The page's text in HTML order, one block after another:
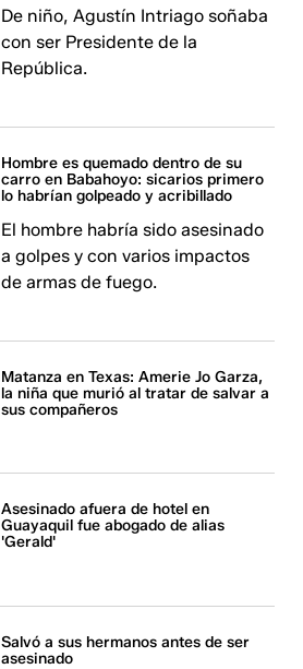
De niño, Agustín Intriago soñaba
con ser Presidente de la
República.
Hombre es quemado dentro de su
carro en Babahoyo: sicarios primero
lo habrían golpeado y acribillado
El hombre habría sido asesinado
a golpes y con varios impactos
de armas de fuego.
Matanza en Texas: Amerie Jo Garza,
la niña que murió al tratar de salvar a
sus compañeros
Asesinado afuera de hotel en
Guayaquil fue abogado de alias
'Gerald'
Salvó a sus hermanos antes de ser
asesinado